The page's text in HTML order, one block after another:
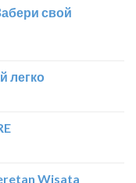
свой
легко
Wisata